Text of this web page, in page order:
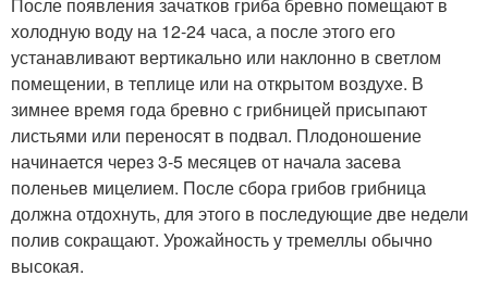
холодную воду на 12-24 часа, а после этого его
устанавливают вертикально или наклонно в светлом
помещении, в теплице или на открытом воздухе. В
зимнее время года бревно с грибницей присыпают
листьями или переносят в подвал. Плодоношение
начинается через 3-5 месяцев от начала засева
поленьев мицелием. После сбора грибов грибница
должна отдохнуть, для этого в последующие две недели
полив сокращают. Урожайность у тремеллы обычно
высокая.